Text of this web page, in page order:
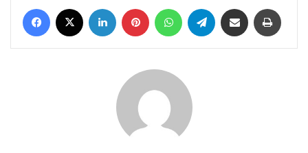
Facebook LinkedIn Pinterest WhatsAppTelegram Share via Email